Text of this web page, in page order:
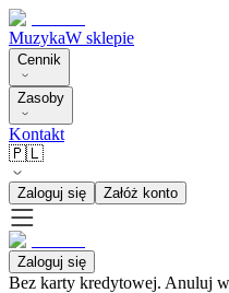
MuzykaW sklepie
Cennik
Zasoby
Kontakt
🇵🇱
Zaloguj się Załóż konto
Zaloguj się
Bez karty kredytowej. Anuluj